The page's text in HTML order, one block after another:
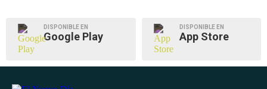
DISPONIBLE EN
Google Play
DISPONIBLE EN
App Store